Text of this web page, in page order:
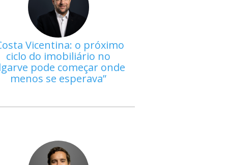
Vicentina: o próximo
ciclo do imobiliário no
pode começar onde
menos se esperava